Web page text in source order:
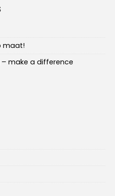
maat!
make a difference